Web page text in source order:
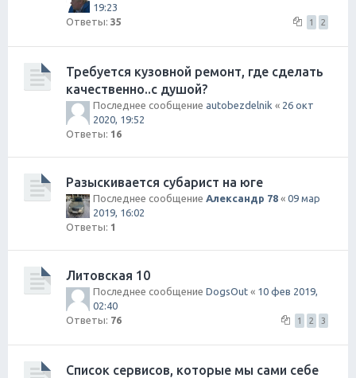
19:23
Ответы: 35 1 2
Требуется кузовной ремонт, где сделать
качественно..с душой?
Последнее сообщение autobezdelnik « 26 окт
2020, 19:52
Ответы: 16
Разыскивается субарист на юге
Последнее сообщение Александр 78 « 09 мар
2019, 16:02
Ответы: 1
Литовская 10
Последнее сообщение DogsOut « 10 фев 2019,
02:40
Ответы: 76 1 2 3
Список сервисов, которые мы сами себе